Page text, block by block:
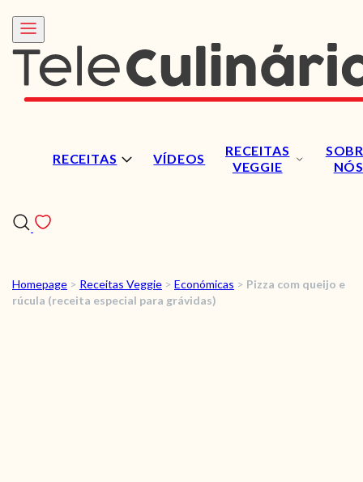
RECEITAS VÍDEOS
RECEITAS
VEGGIE
NÓS
RECEITAS
Homepage > Receitas Veggie > Económicas > Pizza com queijo e
rúcula (receita especial para grávidas)